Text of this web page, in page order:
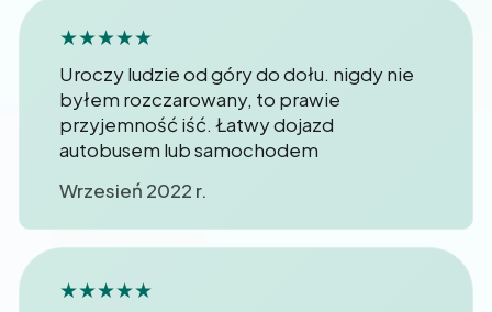
★★★★★
Uroczy ludzie od góry do dołu. nigdy nie
byłem rozczarowany, to prawie
przyjemność iść. Łatwy dojazd
autobusem lub samochodem
Wrzesień 2022 r.
★★★★★